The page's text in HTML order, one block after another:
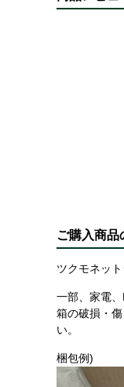
ご購入商品
ツクモネッ
一部、家電
箱の破損・
い。
梱包例)